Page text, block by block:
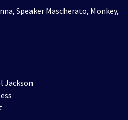
Speaker Mascherato, Monkey,
Jackson